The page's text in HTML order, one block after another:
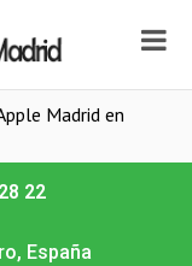
Madrid en
22
España